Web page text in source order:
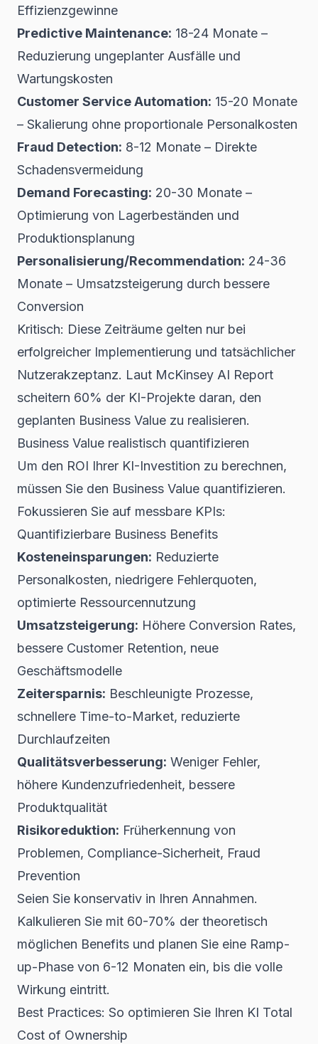
Effizienzgewinne
Predictive Maintenance: 18-24 Monate –
Reduzierung ungeplanter Ausfälle und
Wartungskosten
Customer Service Automation: 15-20 Monate
– Skalierung ohne proportionale Personalkosten
Fraud Detection: 8-12 Monate – Direkte
Schadensvermeidung
Demand Forecasting: 20-30 Monate –
Optimierung von Lagerbeständen und
Produktionsplanung
Personalisierung/Recommendation: 24-36
Monate – Umsatzsteigerung durch bessere
Conversion
Kritisch: Diese Zeiträume gelten nur bei
erfolgreicher Implementierung und tatsächlicher
Nutzerakzeptanz. Laut McKinsey AI Report
scheitern 60% der KI-Projekte daran, den
geplanten Business Value zu realisieren.
Business Value realistisch quantifizieren
Um den ROI Ihrer KI-Investition zu berechnen,
müssen Sie den Business Value quantifizieren.
Fokussieren Sie auf messbare KPIs:
Quantifizierbare Business Benefits
Kosteneinsparungen: Reduzierte
Personalkosten, niedrigere Fehlerquoten,
optimierte Ressourcennutzung
Umsatzsteigerung: Höhere Conversion Rates,
bessere Customer Retention, neue
Geschäftsmodelle
Zeitersparnis: Beschleunigte Prozesse,
schnellere Time-to-Market, reduzierte
Durchlaufzeiten
Qualitätsverbesserung: Weniger Fehler,
höhere Kundenzufriedenheit, bessere
Produktqualität
Risikoreduktion: Früherkennung von
Problemen, Compliance-Sicherheit, Fraud
Prevention
Seien Sie konservativ in Ihren Annahmen.
Kalkulieren Sie mit 60-70% der theoretisch
möglichen Benefits und planen Sie eine Ramp-
up-Phase von 6-12 Monaten ein, bis die volle
Wirkung eintritt.
Best Practices: So optimieren Sie Ihren KI Total
Cost of Ownership